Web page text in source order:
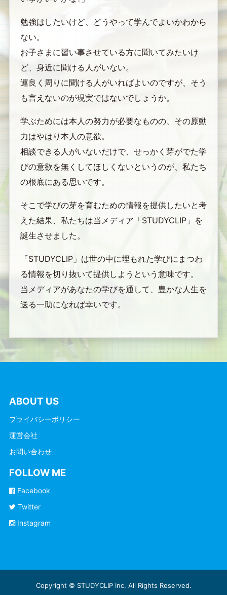
勉強はしたいけど、どうやって学んでよいかわから
ない。
お子さまに習い事させている方に聞いてみたいけ
ど、身近に聞ける人がいない。
運良く周りに聞ける人がいればよいのですが、そう
も言えないのが現実ではないでしょうか。
学ぶためには本人の努力が必要なものの、その原動
力はやはり本人の意欲。
相談できる人がいないだけで、せっかく芽がでた学
びの意欲を無くしてほしくないというのが、私たち
の根底にある思いです。
そこで学びの芽を育むための情報を提供したいと考
えた結果、私たちは当メディア「STUDYCLIP」を
誕生させました。
「STUDYCLIP」は世の中に埋もれた学びにまつわ
る情報を切り抜いて提供しようという意味です。
当メディアがあなたの学びを通して、豊かな人生を
送る一助になれば幸いです。
ABOUT US
プライバシーポリシー
運営会社
お問い合わせ
FOLLOW ME
Facebook
Twitter
Instagram
Copyright © STUDYCLIP Inc. All Rights Reserved.